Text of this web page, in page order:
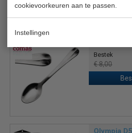
cookievoorkeuren aan te passen.
Instellingen
Comas
Bestek
€ 8,00
Olympia